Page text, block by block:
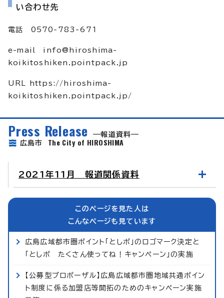
い合わせ先
電話 0570-783-671
e-mail info@hiroshima-
koikitoshiken.pointpack.jp
URL https://hiroshima-
koikitoshiken.pointpack.jp/
Press Release
報道資料
広島市 The City of HIROSHIMA
2021年11月 報道関係資料
このページを見た人は
こんなページも見ています
広島広域都市圏ポイント「としポ」のロゴマーク決定と
「としポ たくさん使ってね！キャンペーン」の実施
【公募型プロポーザル】広島広域都市圏地域共通ポイン
ト制度に係る加盟店等開拓のためのキャンペーン実施